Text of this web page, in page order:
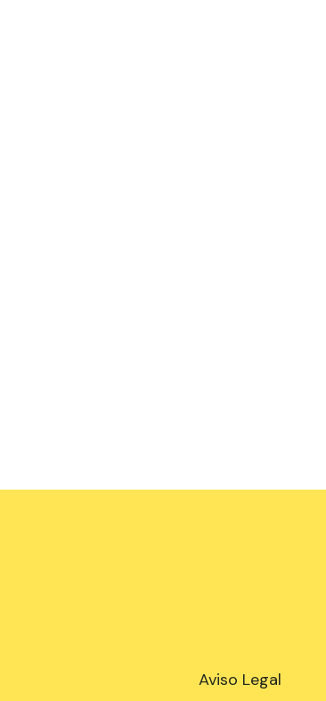
Aviso Legal